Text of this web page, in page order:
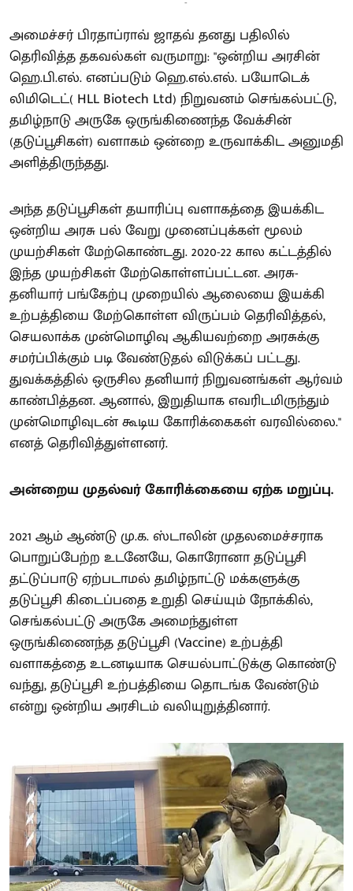
அமைச்சர் பிரதாப்ராவ் ஜாதவ் தனது பதிலில்
தெரிவித்த தகவல்கள் வருமாறு: "ஒன்றிய அரசின்
ஹெ.பி.எல். எனப்படும் ஹெ.எல்.எல். பயோடெக்
லிமிடெட்( HLL Biotech Ltd) நிறுவனம் செங்கல்பட்டு,
தமிழ்நாடு அருகே ஒருங்கிணைந்த வேக்சின்
(தடுப்பூசிகள்) வளாகம் ஒன்றை உருவாக்கிட அனுமதி
அளித்திருந்தது.
அந்த தடுப்பூசிகள் தயாரிப்பு வளாகத்தை இயக்கிட
ஒன்றிய அரசு பல் வேறு முனைப்புக்கள் மூலம்
முயற்சிகள் மேற்கொண்டது. 2020-22 கால கட்டத்தில்
இந்த முயற்சிகள் மேற்கொள்ளப்பட்டன. அரசு-
தனியார் பங்கேற்பு முறையில் ஆலையை இயக்கி
உற்பத்தியை மேற்கொள்ள விருப்பம் தெரிவித்தல்,
செயலாக்க முன்மொழிவு ஆகியவற்றை அரசுக்கு
சமர்ப்பிக்கும் படி வேண்டுதல் விடுக்கப் பட்டது.
துவக்கத்தில் ஒருசில தனியார் நிறுவனங்கள் ஆர்வம்
காண்பித்தன. ஆனால், இறுதியாக எவரிடமிருந்தும்
முன்மொழிவுடன் கூடிய கோரிக்கைகள் வரவில்லை."
எனத் தெரிவித்துள்ளனர்.
அன்றைய முதல்வர் கோரிக்கையை ஏற்க மறுப்பு.
2021 ஆம் ஆண்டு மு.க. ஸ்டாலின் முதலமைச்சராக
பொறுப்பேற்ற உடனேயே, கொரோனா தடுப்பூசி
தட்டுப்பாடு ஏற்படாமல் தமிழ்நாட்டு மக்களுக்கு
தடுப்பூசி கிடைப்பதை உறுதி செய்யும் நோக்கில்,
செங்கல்பட்டு அருகே அமைந்துள்ள
ஒருங்கிணைந்த தடுப்பூசி (Vaccine) உற்பத்தி
வளாகத்தை உடனடியாக செயல்பாட்டுக்கு கொண்டு
வந்து, தடுப்பூசி உற்பத்தியை தொடங்க வேண்டும்
என்று ஒன்றிய அரசிடம் வலியுறுத்தினார்.